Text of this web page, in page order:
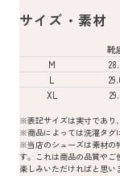
サイズ・素材
靴
M
L
XL
※表記サイズは実寸であり
※商品によっては洗濯タグ
※当店のシューズは素材の
す。これは商品の品質やご
楽しみいただければと思い